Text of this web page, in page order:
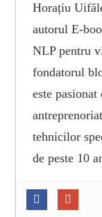
Horațiu
autorul E-
NLP pentru
fondatorul
este
tehnicilor
de peste 10
5 cărți